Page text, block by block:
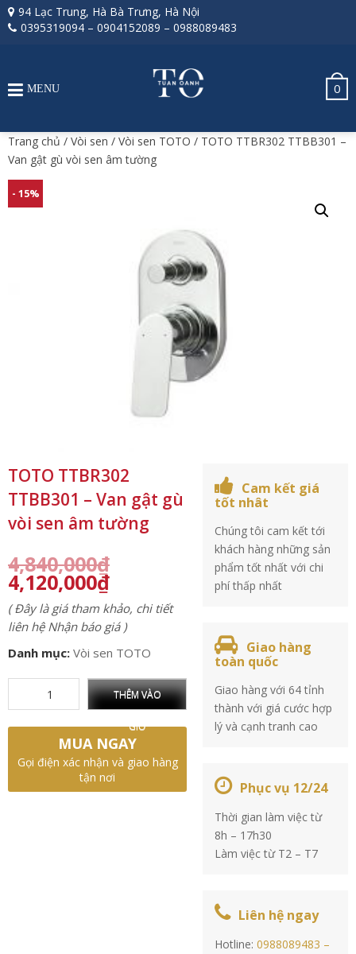
94 Lạc Trung, Hà Bà Trưng, Hà Nội
0395319094 – 0904152089 – 0988089483
0
MENU
Trang chủ / Vòi sen / Vòi sen TOTO / TOTO TTBR302 TTBB301 –
Van gật gù vòi sen âm tường
- 15%
TOTO TTBR302
TTBB301 – Van gật gù
vòi sen âm tường
4,840,000₫
4,120,000₫
( Đây là giá tham khảo, chi tiết
liên hệ Nhận báo giá )
Danh mục: Vòi sen TOTO
THÊM VÀO
GIỎ
MUA NGAY
Gọi điện xác nhận và giao hàng
tận nơi
Cam kết giá
tốt nhât
Chúng tôi cam kết tới
khách hàng những sản
phẩm tốt nhất với chi
phí thấp nhất
Giao hàng
toàn quốc
Giao hàng với 64 tỉnh
thành với giá cước hợp
lý và cạnh tranh cao
Phục vụ 12/24
Thời gian làm việc từ
8h – 17h30
Làm việc từ T2 – T7
Liên hệ ngay
Hotline:0988089483 –